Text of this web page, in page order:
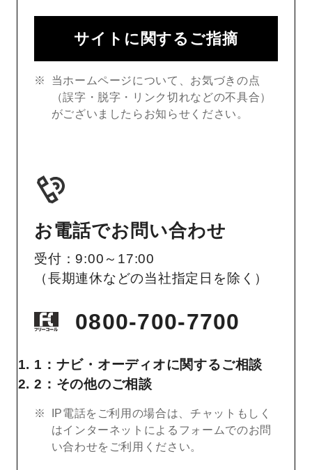
サイトに関するご指摘
当ホームページについて、お気づきの点
（誤字・脱字・リンク切れなどの不具合）
がございましたらお知らせください。
お電話でお問い合わせ
受付：9:00～17:00
（長期連休などの当社指定日を除く）
0800-700-7700
1：ナビ・オーディオに関するご相談
2：その他のご相談
IP電話をご利用の場合は、チャットもしく
はインターネットによるフォームでのお問
い合わせをご利用ください。